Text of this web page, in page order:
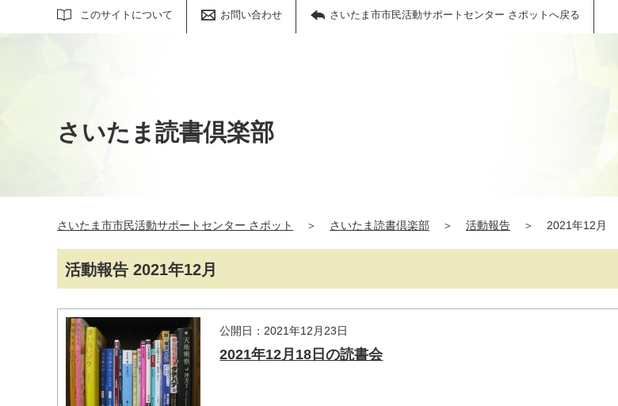
このサイトについて お問い合わせ さいたま市市民活動サポートセンター さポットへ戻る
サイト内検索
さいたま読書倶楽部
さいたま市市民活動サポートセンター さポット ＞ さいたま読書倶楽部 ＞ 活動報告 ＞ 2021年12月
活動報告 2021年12月
公開日：2021年12月23日
2021年12月18日の読書会